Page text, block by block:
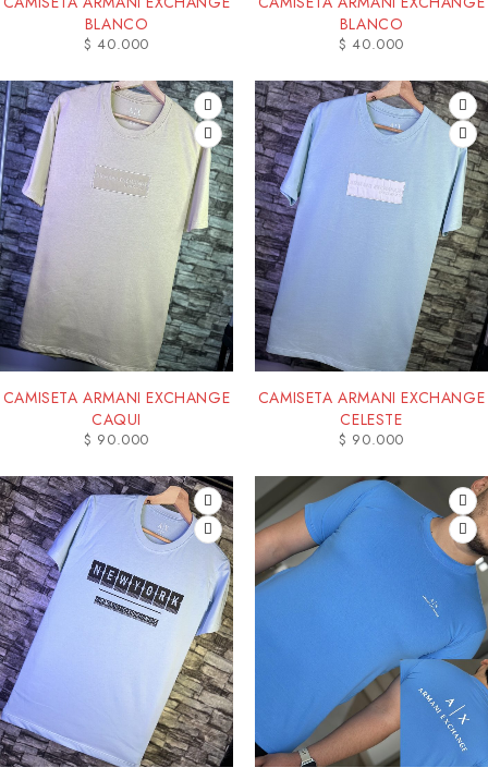
BLANCO
$ 40.000
BLANCO
$ 40.000
CAMISETA ARMANI EXCHANGE
CAQUI
$ 90.000
CAMISETA ARMANI EXCHANGE
CELESTE
$ 90.000